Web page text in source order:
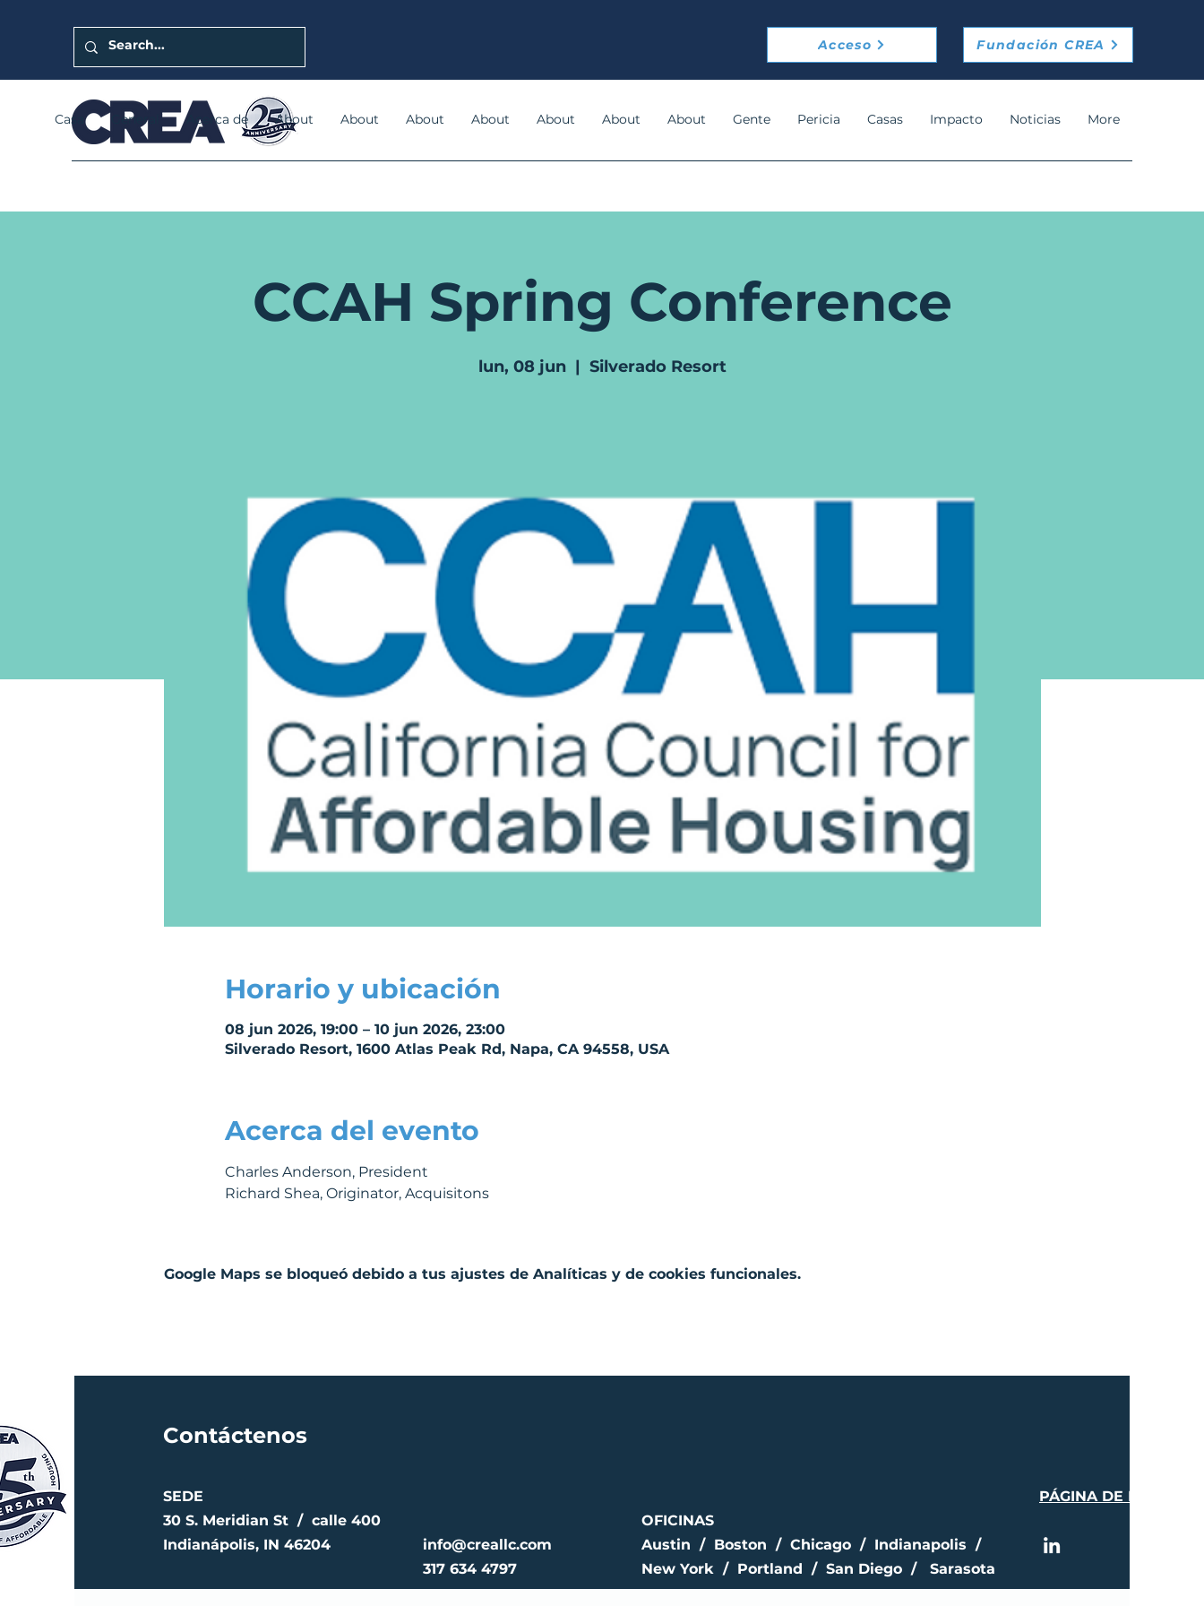
Acceso Fundación CREA
Casa General Acerca de About About About About About About About Gente Pericia Casas Impacto Noticias More
CCAH Spring Conference
lun, 08 jun
  |
Silverado Resort
Horario y ubicación
08 jun 2026, 19:00 – 10 jun 2026, 23:00
Silverado Resort, 1600 Atlas Peak Rd, Napa, CA 94558, USA
Acerca del evento
Charles Anderson, President
Richard Shea, Originator, Acquisitons
Google Maps se bloqueó debido a tus ajustes de Analíticas y de cookies funcionales.
Contáctenos
SEDE
30 S. Meridian St / calle 400
Indianápolis, IN 46204
info@creallc.com
317 634 4797
PÁGINA DE PRENSA
OFICINAS
Austin / Boston / Chicago / Indianapolis /
New York / Portland / San Diego / Sarasota